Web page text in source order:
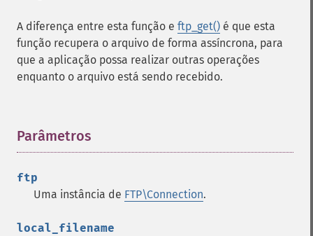
A diferença entre esta função e ftp_get() é que esta
função recupera o arquivo de forma assíncrona, para
que a aplicação possa realizar outras operações
enquanto o arquivo está sendo recebido.
Parâmetros
ftp
Uma instância de FTP\Connection.
local_filename